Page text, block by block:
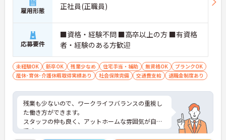
雇用形態 正社員(正職員)
応募要件
■資格・経験不問 ■高卒以上の方 ■有資格
者・経験のある方歓迎
未経験OK 新卒OK 残業少なめ 住宅手当・補助 無資格OK
ブランクOK
産休･育休･介護休暇取得実績あり
社会保険完備 交通費支給 退職金制度あり
残業も少ないので、ワークライフバランスの重視し
た働き方ができます。
スタッフの仲も良く、アットホームな雰囲気が自慢
です。